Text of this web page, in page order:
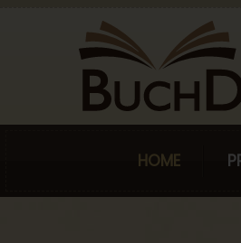
HOME